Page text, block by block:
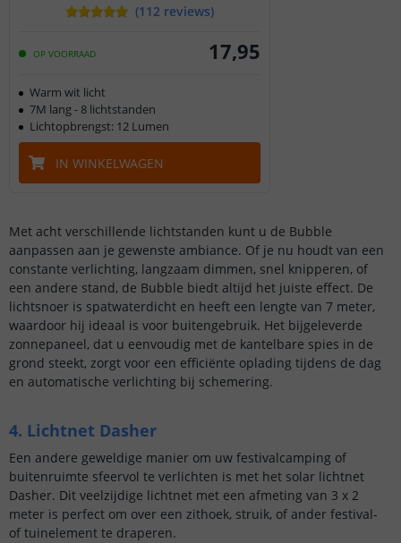
(112 reviews)
OP VOORRAAD 17,95
Warm wit licht
7M lang - 8 lichtstanden
Lichtopbrengst: 12 Lumen
IN WINKELWAGEN
Met acht verschillende lichtstanden kunt u de Bubble
aanpassen aan je gewenste ambiance. Of je nu houdt van een
constante verlichting, langzaam dimmen, snel knipperen, of
een andere stand, de Bubble biedt altijd het juiste effect. De
lichtsnoer is spatwaterdicht en heeft een lengte van 7 meter,
waardoor hij ideaal is voor buitengebruik. Het bijgeleverde
zonnepaneel, dat u eenvoudig met de kantelbare spies in de
grond steekt, zorgt voor een efficiënte oplading tijdens de dag
en automatische verlichting bij schemering.
4. Lichtnet Dasher
Een andere geweldige manier om uw festivalcamping of
buitenruimte sfeervol te verlichten is met het solar lichtnet
Dasher. Dit veelzijdige lichtnet met een afmeting van 3 x 2
meter is perfect om over een zithoek, struik, of ander festival-
of tuinelement te draperen.